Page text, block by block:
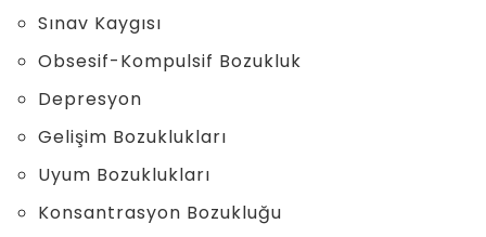
Sınav Kaygısı
Obsesif-Kompulsif Bozukluk
Depresyon
Gelişim Bozuklukları
Uyum Bozuklukları
Konsantrasyon Bozukluğu